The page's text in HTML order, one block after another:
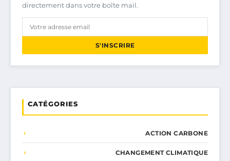
directement dans votre boîte mail.
S'INSCRIRE
CATÉGORIES
ACTION CARBONE
CHANGEMENT CLIMATIQUE